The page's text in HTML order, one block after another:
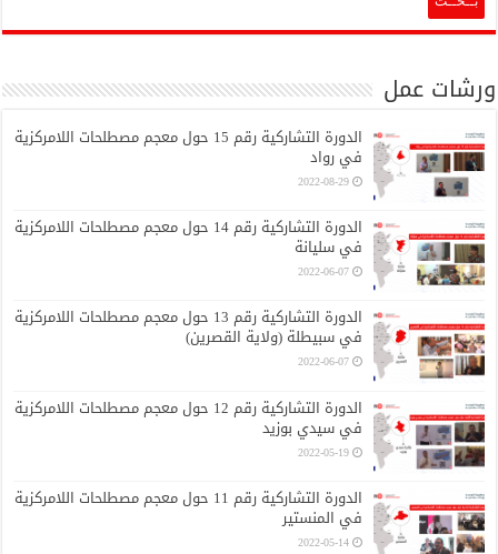
ورشات عمل
الدورة التشاركية رقم 15 حول معجم مصطلحات اللامركزية
في رواد
2022-08-29
الدورة التشاركية رقم 14 حول معجم مصطلحات اللامركزية
في سليانة
2022-06-07
الدورة التشاركية رقم 13 حول معجم مصطلحات اللامركزية
في سبيطلة (ولاية القصرين)
2022-06-07
الدورة التشاركية رقم 12 حول معجم مصطلحات اللامركزية
في سيدي بوزيد
2022-05-19
الدورة التشاركية رقم 11 حول معجم مصطلحات اللامركزية
في المنستير
2022-05-14